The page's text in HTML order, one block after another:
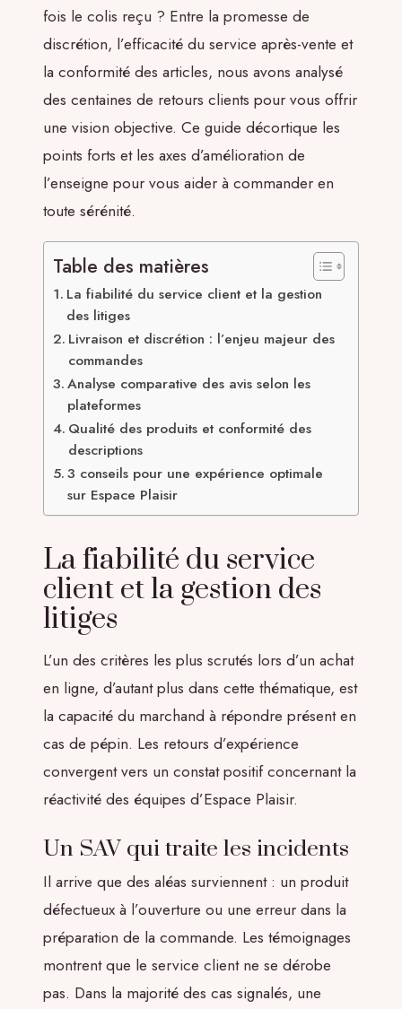
fois le colis reçu ? Entre la promesse de
discrétion, l’efficacité du service après-vente et
la conformité des articles, nous avons analysé
des centaines de retours clients pour vous offrir
une vision objective. Ce guide décortique les
points forts et les axes d’amélioration de
l’enseigne pour vous aider à commander en
toute sérénité.
Table des matières
La fiabilité du service client et la gestion
des litiges
Livraison et discrétion : l’enjeu majeur des
commandes
Analyse comparative des avis selon les
plateformes
Qualité des produits et conformité des
descriptions
3 conseils pour une expérience optimale
sur Espace Plaisir
La fiabilité du service
client et la gestion des
litiges
L’un des critères les plus scrutés lors d’un achat
en ligne, d’autant plus dans cette thématique, est
la capacité du marchand à répondre présent en
cas de pépin. Les retours d’expérience
convergent vers un constat positif concernant la
réactivité des équipes d’Espace Plaisir.
Un SAV qui traite les incidents
Il arrive que des aléas surviennent : un produit
défectueux à l’ouverture ou une erreur dans la
préparation de la commande. Les témoignages
montrent que le service client ne se dérobe
pas. Dans la majorité des cas signalés, une